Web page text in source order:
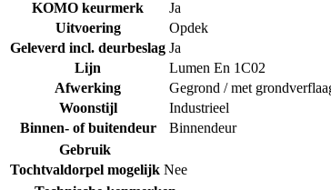
KOMO keurmerk
Ja
Uitvoering
Opdek
Geleverd incl. deurbeslag Ja
Lijn
Lumen En 1C02
Afwerking
Gegrond / met
Woonstijl
Industrieel
Binnen- of buitendeur
Binnendeur
Gebruik
Tochtvaldorpel mogelijk Nee